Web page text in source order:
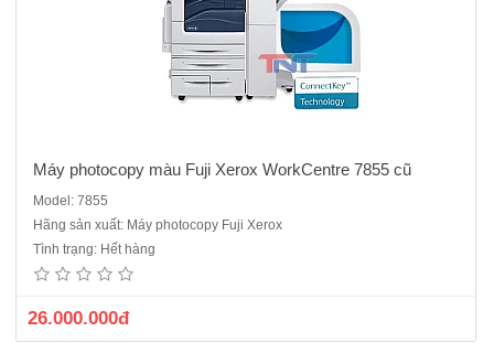
Máy photocopy màu Fuji Xerox WorkCentre 7855 cũ
Model: 7855
Hãng sản xuất: Máy photocopy Fuji Xerox
Tình trạng: Hết hàng
26.000.000đ
Máy Photocopy màu Fuji Xerox WorkCentre 7845 cũChức năng :Copy,
Email, Print, Scan qua cổng mạngTốc độ Copy/Print: 35trang
/phútThời gian chụp bản đầu tiên: Màu ~13-7s /Đen trắng: ~11-
6sDung lượng giấy tối đa:5,140 tờChức năng Sao chụp (Copy):Độ